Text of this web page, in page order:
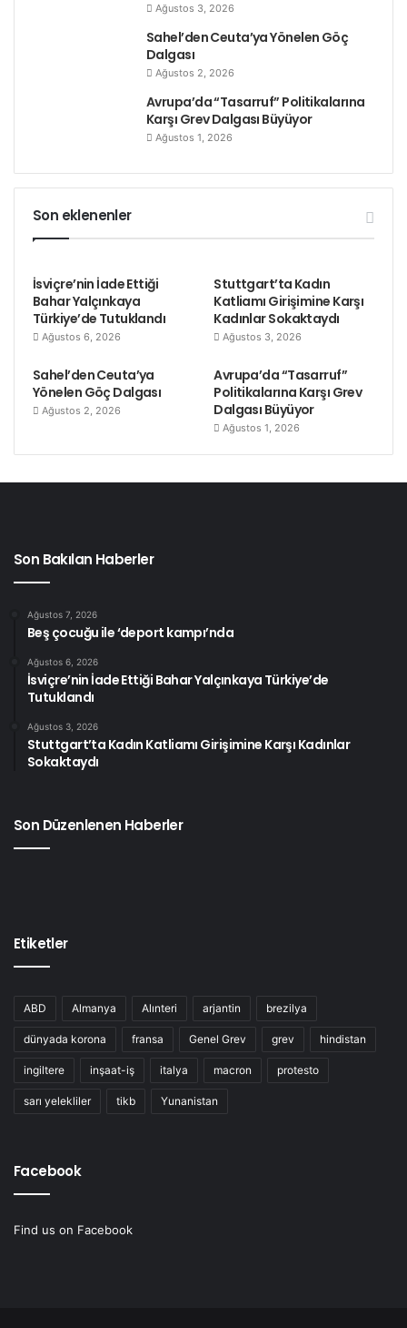
Ağustos 3, 2026
Sahel’den Ceuta’ya Yönelen Göç
Dalgası
Ağustos 2, 2026
Avrupa’da “Tasarruf” Politikalarına
Karşı Grev Dalgası Büyüyor
Ağustos 1, 2026
Son eklenenler
İsviçre’nin İade Ettiği
Bahar Yalçınkaya
Türkiye’de Tutuklandı
Ağustos 6, 2026
Stuttgart’ta Kadın
Katliamı Girişimine Karşı
Kadınlar Sokaktaydı
Ağustos 3, 2026
Sahel’den Ceuta’ya
Yönelen Göç Dalgası
Ağustos 2, 2026
Avrupa’da “Tasarruf”
Politikalarına Karşı Grev
Dalgası Büyüyor
Ağustos 1, 2026
Son Bakılan Haberler
Ağustos 7, 2026
Beş çocuğu ile ‘deport kampı’nda
Ağustos 6, 2026
İsviçre’nin İade Ettiği Bahar Yalçınkaya Türkiye’de
Tutuklandı
Ağustos 3, 2026
Stuttgart’ta Kadın Katliamı Girişimine Karşı Kadınlar
Sokaktaydı
Son Düzenlenen Haberler
Etiketler
ABD Almanya Alınteri arjantin brezilya
dünyada korona fransa Genel Grev grev hindistan
ingiltere inşaat-iş italya macron protesto
sarı yelekliler tikb Yunanistan
Facebook
Find us on Facebook